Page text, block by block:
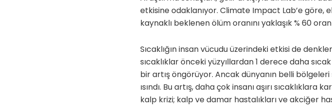
etkisine odaklanıyor. Climate Impact Lab’e göre,
kaynaklı beklenen ölüm oranını yaklaşık % 60
Sıcaklığın insan vücudu üzerindeki etkisi de
sıcaklıklar önceki yüzyıllardan 1 derece daha
bir artış öngörüyor. Ancak dünyanın belli
ısındı. Bu artış, daha çok insanı aşırı sıcaklıklara
kalp krizi; kalp ve damar hastalıkları ve akciğer